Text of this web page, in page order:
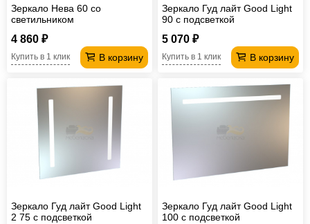
Зеркало Нева 60 со
светильником
4 860 ₽
В корзину
Купить в 1 клик
Зеркало Гуд лайт Good Light
90 с подсветкой
5 070 ₽
В корзину
Купить в 1 клик
Зеркало Гуд лайт Good Light
2 75 с подсветкой
Зеркало Гуд лайт Good Light
100 с подсветкой